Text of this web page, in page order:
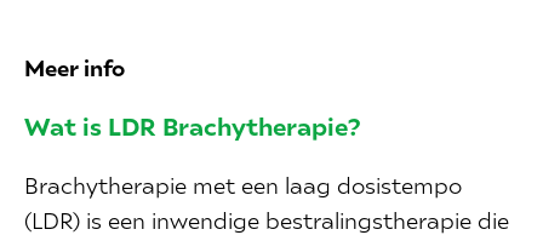
Meer info
Wat is LDR Brachytherapie?
Brachytherapie met een laag dosistempo
(LDR) is een inwendige bestralingstherapie die